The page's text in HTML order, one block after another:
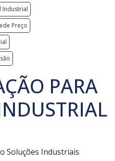
Industrial
Preço
PARA
Soluções Industriais